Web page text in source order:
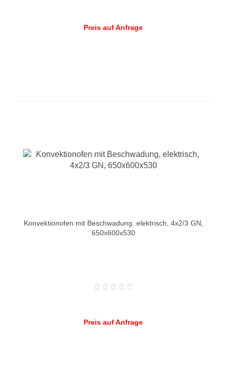
Preis auf Anfrage
Konvektionofen mit Beschwadung, elektrisch, 4x2/3 GN,
650x600x530
Preis auf Anfrage